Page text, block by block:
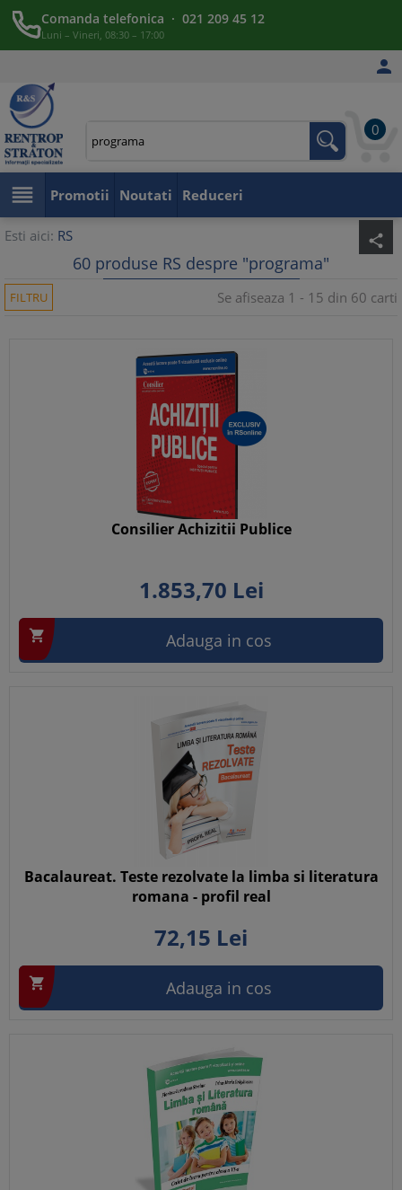
Comanda telefonica · 021 209 45 12
Luni – Vineri, 08:30 – 17:00

0
 Promotii Noutati Reduceri
Esti aici: RS share
60 produse RS despre "programa"
FILTRU Se afiseaza 1 - 15 din 60 carti
Consilier Achizitii Publice
1.853,70 Lei
 Adauga in cos
Bacalaureat. Teste rezolvate la limba si literatura
romana - profil real
72,15 Lei
 Adauga in cos